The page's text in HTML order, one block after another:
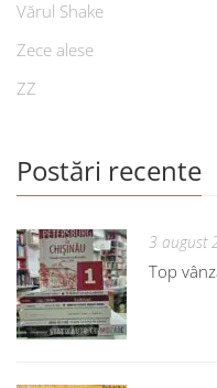
Vărul Shake
Zece alese
ZZ
Postări recente
3 august
Top